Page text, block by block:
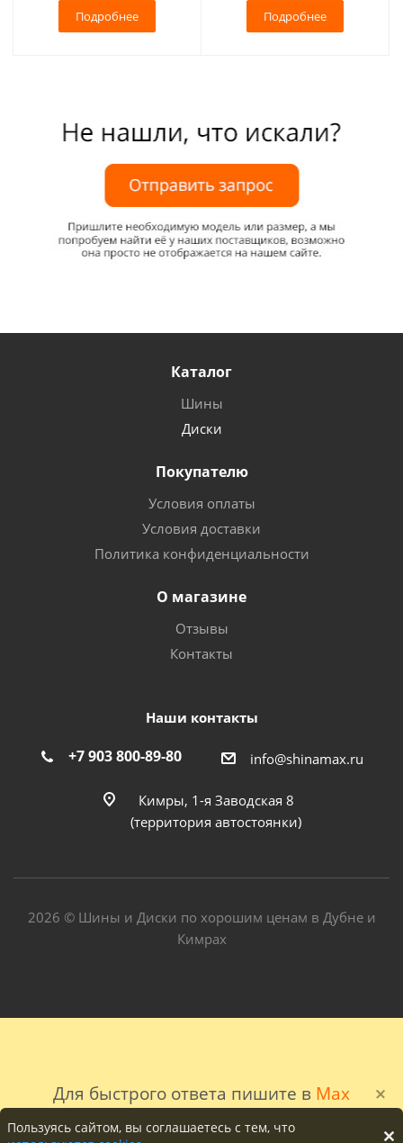
Для быстрого ответа пишите в Max
Подробнее Подробнее
Каталог
Шины
Диски
Покупателю
Условия оплаты
Условия доставки
Политика конфиденциальности
О магазине
Отзывы
Контакты
Наши контакты
+7 903 800-89-80 info@shinamax.ru
Кимры, 1-я Заводская 8
(территория автостоянки)
2026 © Шины и Диски по хорошим ценам в Дубне и
Кимрах
Пользуясь сайтом, вы соглашаетесь с тем, что